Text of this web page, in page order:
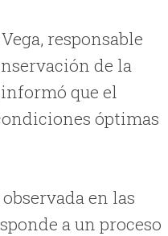
responsable
de la
que el
óptimas
en las
a un proceso